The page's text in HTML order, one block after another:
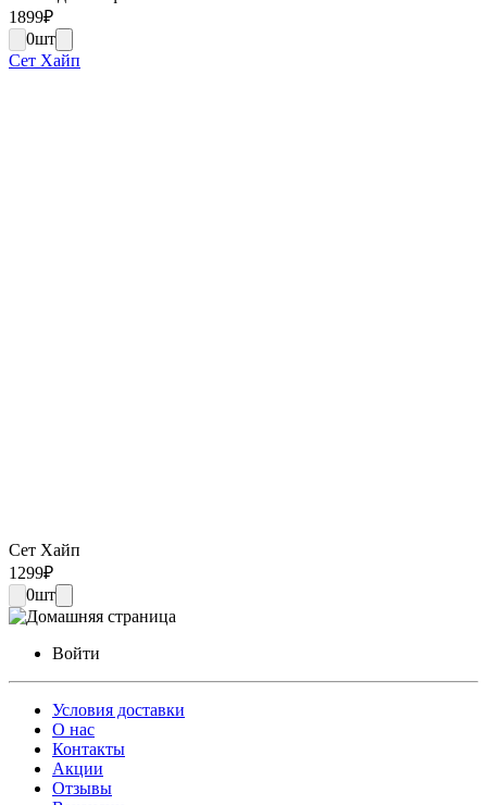
1899₽
0шт
Сет Хайп
Сет Хайп
1299₽
0шт
Войти
Условия доставки
О нас
Контакты
Акции
Отзывы